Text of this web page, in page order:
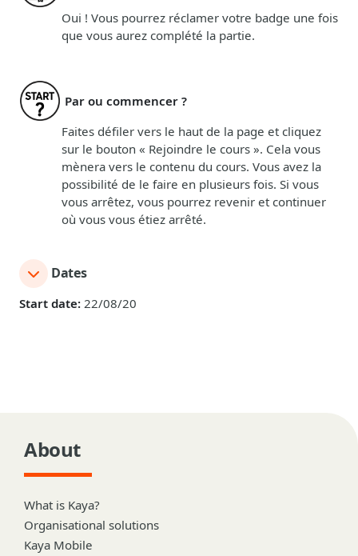
Oui ! Vous pourrez réclamer votre badge une fois
que vous aurez complété la partie.
Par ou commencer ?
Faites défiler vers le haut de la page et cliquez
sur le bouton « Rejoindre le cours ». Cela vous
mènera vers le contenu du cours. Vous avez la
possibilité de le faire en plusieurs fois. Si vous
vous arrêtez, vous pourrez revenir et continuer
où vous vous étiez arrêté.
Dates
Start date: 22/08/20
About
What is Kaya?
Organisational solutions
Kaya Mobile